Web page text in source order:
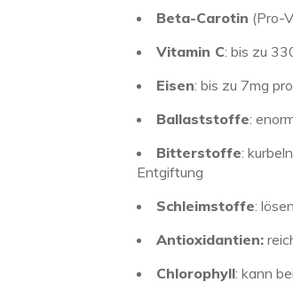
Beta-Carotin (Pro-
Vitamin C: bis zu
Eisen: bis zu 7mg
Ballaststoffe:
Bitterstoffe:
Entgiftung
Schleimstoffe:
Antioxidantien:
Chlorophyll: kann